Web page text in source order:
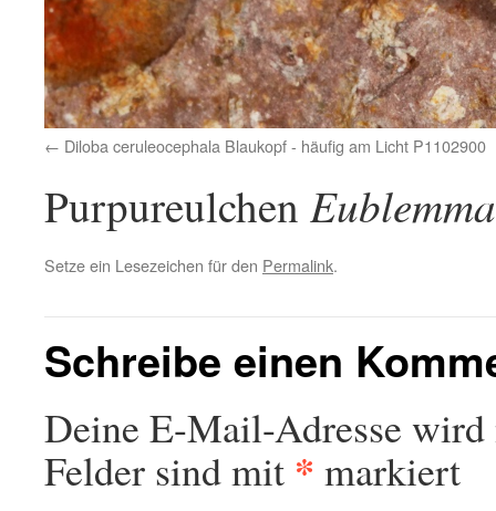
Diloba ceruleocephala Blaukopf - häufig am Licht P1102900
Purpureulchen
Setze ein Lesezeichen für den Permalink.
Schreibe einen
Deine E-Mail-Adresse
Felder sind mit * markiert